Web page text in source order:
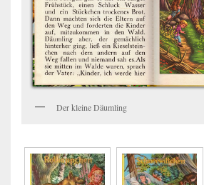
Der kleine Däumling